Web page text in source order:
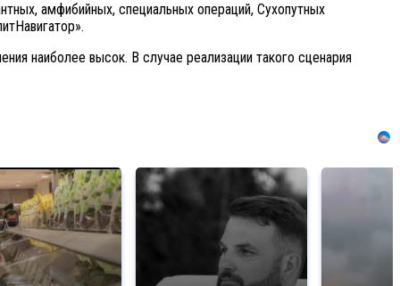
амфибийных, специальных операций, Сухопутных
наиболее высок. В случае реализации такого сценария